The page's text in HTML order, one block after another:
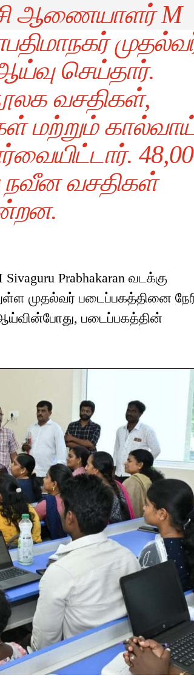
ஆணையாளர் M
செய்தார்.
வசதிகள்,
மற்றும்
நவீன வசதிகள்
Prabhakaran வடக்கு
முதல்வர் படைப்பகத்தினை
படைப்பகத்தின்